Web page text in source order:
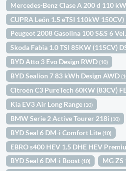
Mercedes-Benz Clase A 200 d 110
CUPRA León 1.5 eTSI 110kW
Peugeot 2008 Gasolina 100 S&S 6
Skoda Fabia 1.0 TSI 85KW (115CV)
BYD Atto 3 Evo Design RWD(10)
BYD Sealion 7 83 kWh Design AWD
Citroën C3 PureTech 60KW (83CV)
Kia EV3 Air Long Range(10)
BMW Serie 2 Active Tourer 218i(10)
BYD Seal 6 DM-i Comfort Lite(10)
EBRO s400 HEV 1.5 DHE HEV
BYD Seal 6 DM-i Boost(10) MG ZS